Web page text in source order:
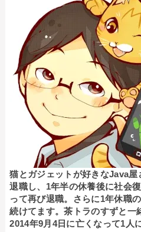
猫とガジェットが好きなJava
退職し、1年半の休養後に社会
って再び退職。さらに1年休職
続けてます。茶トラのすずと一
2014年9月4日に亡くなって1人に